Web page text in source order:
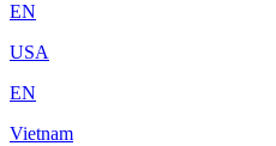
EN
USA
EN
Vietnam